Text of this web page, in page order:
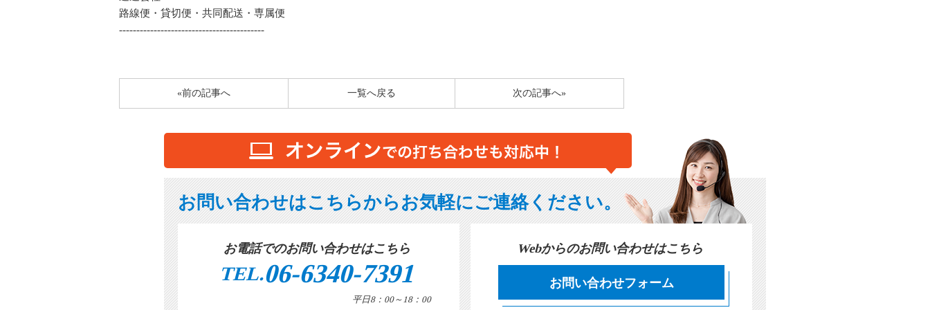
路線便・貸切便・共同配送・専属便
------------------------------------------
«前の記事へ 次の記事へ»
一覧へ戻る
お問い合わせはこちらからお気軽にご連絡ください。
お電話でのお問い合わせはこちら
TEL.06-6340-7391
平日8：00～18：00
Webからのお問い合わせはこちら
お問い合わせフォーム